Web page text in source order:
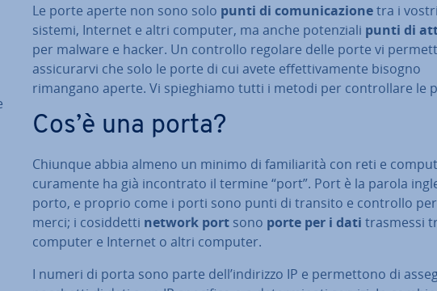
Le porte aperte non sono solo punti di co­mu­ni­ca­zio­netra i vostri
sistemi, Internet e altri computer, ma anche po­ten­zia­li punti di
per malware e hacker. Un controllo regolare delle porte vi
as­si­cu­rar­vi che solo le porte di cui avete ef­fet­ti­va­men­te bisogno
rimangano aperte. Vi spie­ghia­mo tutti i metodi per con­trol­la­re le
Cos’è una porta?
Chiunque abbia almeno un minimo di fa­mi­lia­ri­tà con reti e
cu­ra­men­te ha già in­con­tra­to il termine “port”. Port è la parola
porto, e proprio come i porti sono punti di transito e controllo
merci; i co­sid­det­ti network port sono porte per i dati trasmessi
computer e Internet o altri computer.
I numeri di porta sono parte dell’indirizzo IP e per­met­to­no di